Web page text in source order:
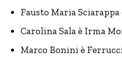
Fausto Maria Sciarappa
Carolina Sala è Irma
Marco Bonini è